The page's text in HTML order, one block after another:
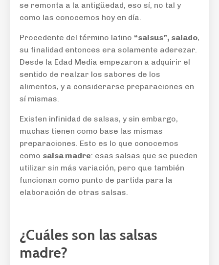
se remonta a la antigüedad, eso sí, no tal y
como las conocemos hoy en día.
Procedente del término latino “salsus”, salado,
su finalidad entonces era solamente aderezar.
Desde la Edad Media empezaron a adquirir el
sentido de realzar los sabores de los
alimentos, y a considerarse preparaciones en
sí mismas.
Existen infinidad de salsas, y sin embargo,
muchas tienen como base las mismas
preparaciones. Esto es lo que conocemos
como salsa madre: esas salsas que se pueden
utilizar sin más variación, pero que también
funcionan como punto de partida para la
elaboración de otras salsas.
¿Cuáles son las salsas
madre?